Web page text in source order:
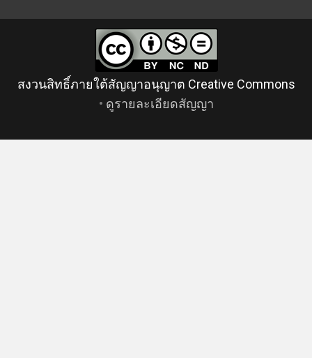
สงวนสิทธิ์ภายใต้สัญญาอนุญาต Creative Commons
• ดูรายละเอียดสัญญา